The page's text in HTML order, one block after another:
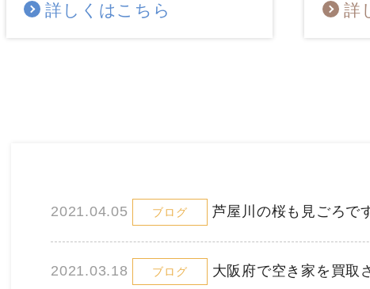
詳しくはこちら 詳
2021.04.05 ブログ 芦屋川の桜も見ごろで
2021.03.18 ブログ 大阪府で空き家を買取